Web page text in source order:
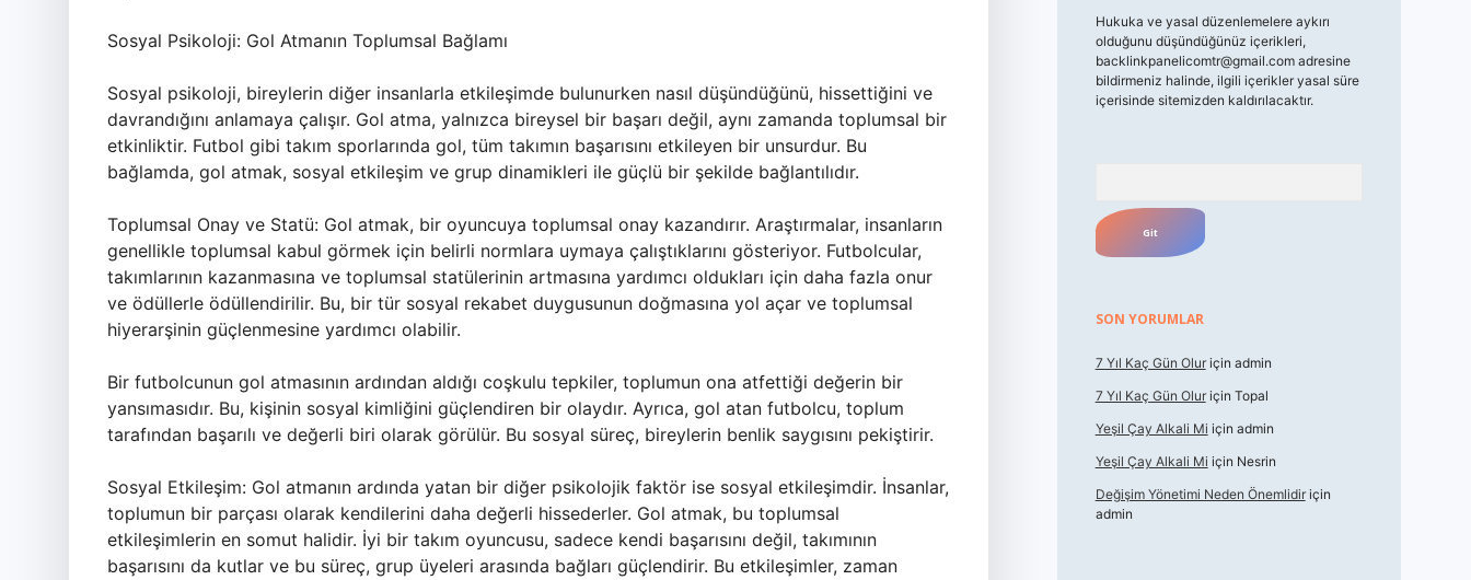
Sosyal Psikoloji: Gol Atmanın Toplumsal Bağlamı
Sosyal psikoloji, bireylerin diğer insanlarla etkileşimde bulunurken nasıl düşündüğünü, hissettiğini ve
davrandığını anlamaya çalışır. Gol atma, yalnızca bireysel bir başarı değil, aynı zamanda toplumsal bir
etkinliktir. Futbol gibi takım sporlarında gol, tüm takımın başarısını etkileyen bir unsurdur. Bu
bağlamda, gol atmak, sosyal etkileşim ve grup dinamikleri ile güçlü bir şekilde bağlantılıdır.
Toplumsal Onay ve Statü: Gol atmak, bir oyuncuya toplumsal onay kazandırır. Araştırmalar, insanların
genellikle toplumsal kabul görmek için belirli normlara uymaya çalıştıklarını gösteriyor. Futbolcular,
takımlarının kazanmasına ve toplumsal statülerinin artmasına yardımcı oldukları için daha fazla onur
ve ödüllerle ödüllendirilir. Bu, bir tür sosyal rekabet duygusunun doğmasına yol açar ve toplumsal
hiyerarşinin güçlenmesine yardımcı olabilir.
Bir futbolcunun gol atmasının ardından aldığı coşkulu tepkiler, toplumun ona atfettiği değerin bir
yansımasıdır. Bu, kişinin sosyal kimliğini güçlendiren bir olaydır. Ayrıca, gol atan futbolcu, toplum
tarafından başarılı ve değerli biri olarak görülür. Bu sosyal süreç, bireylerin benlik saygısını pekiştirir.
Sosyal Etkileşim: Gol atmanın ardında yatan bir diğer psikolojik faktör ise sosyal etkileşimdir. İnsanlar,
toplumun bir parçası olarak kendilerini daha değerli hissederler. Gol atmak, bu toplumsal
etkileşimlerin en somut halidir. İyi bir takım oyuncusu, sadece kendi başarısını değil, takımının
başarısını da kutlar ve bu süreç, grup üyeleri arasında bağları güçlendirir. Bu etkileşimler, zaman
Hukuka ve yasal düzenlemelere aykırı
olduğunu düşündüğünüz içerikleri,
backlinkpanelicomtr@gmail.comadresine
bildirmeniz halinde, ilgili içerikler yasal süre
içerisinde sitemizden kaldırılacaktır.
SON YORUMLAR
7 Yıl Kaç Gün Oluriçin admin
7 Yıl Kaç Gün Oluriçin Topal
Yeşil Çay Alkali Mi için admin
Yeşil Çay Alkali Mi için Nesrin
Değişim Yönetimi Neden Önemlidiriçin
admin